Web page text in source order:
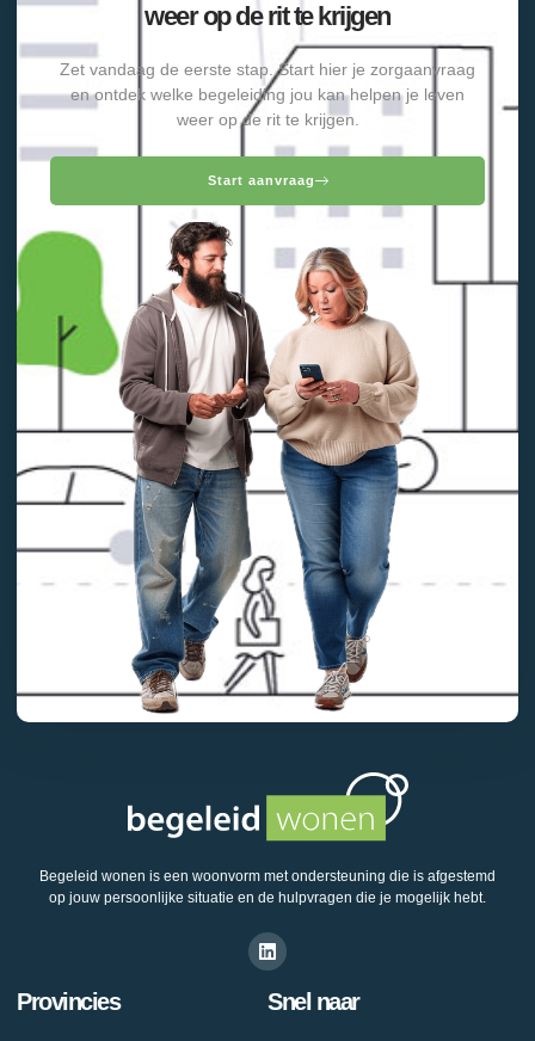
weer op de rit te krijgen
Zet vandaag de eerste stap. Start hier je zorgaanvraag
en ontdek welke begeleiding jou kan helpen je leven
weer op de rit te krijgen.
Start aanvraag
Begeleid wonen is een woonvorm met ondersteuning die is afgestemd
op jouw persoonlijke situatie en de hulpvragen die je mogelijk hebt.
Provincies Snel naar